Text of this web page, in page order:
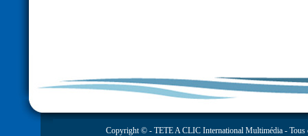
Copyright © - TETE A CLIC International Multimédia - Tous